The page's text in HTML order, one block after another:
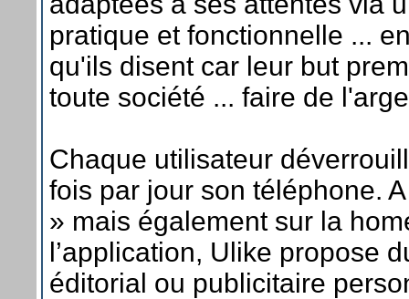
pratique et fonctionnelle ...
qu'ils disent car leur but
toute société ... faire de
Chaque utilisateur
fois par jour son téléphone.
» mais également sur la
l’application, Ulike propose
éditorial ou publicitaire